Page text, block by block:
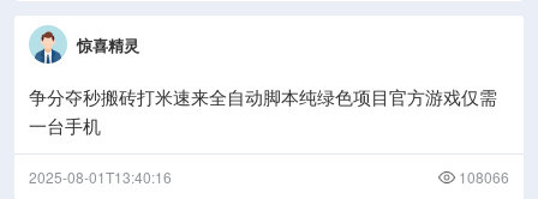
惊喜精灵
争分夺秒搬砖打米速来全自动脚本纯绿色项目官方游戏仅需
一台手机
2025-08-01T13:40:16 108066